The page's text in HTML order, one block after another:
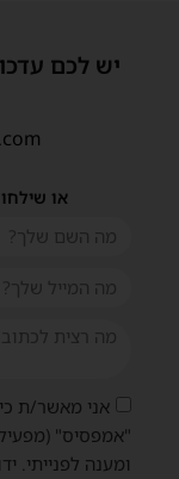
יש לכם
או
אני מאשר/ת
"אמפסיס"
ומענה לפנייתי.